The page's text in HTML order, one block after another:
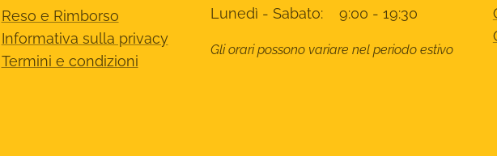
Reso e Rimborso
Informativa sulla privacy
Termini e condizioni
Lunedì - Sabato: 9:00 - 19:30
Gli orari possono variare nel periodo estivo